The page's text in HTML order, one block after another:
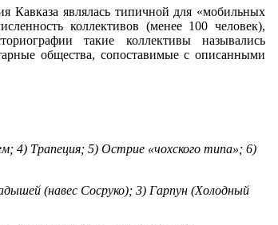
Кавказа являлась типичной для «мобильных
коллективов (менее 100 человек),
такие коллективы назывались
общества, сопоставимые с описанными
4) Трапеция; 5) Острие «чохского типа»; 6)
(навес Сосруко); 3) Гарпун (Холодный